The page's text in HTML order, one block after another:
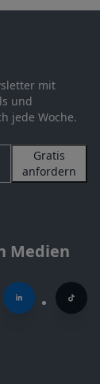
mit
und
jede Woche.
Gratis
anfordern
Medien